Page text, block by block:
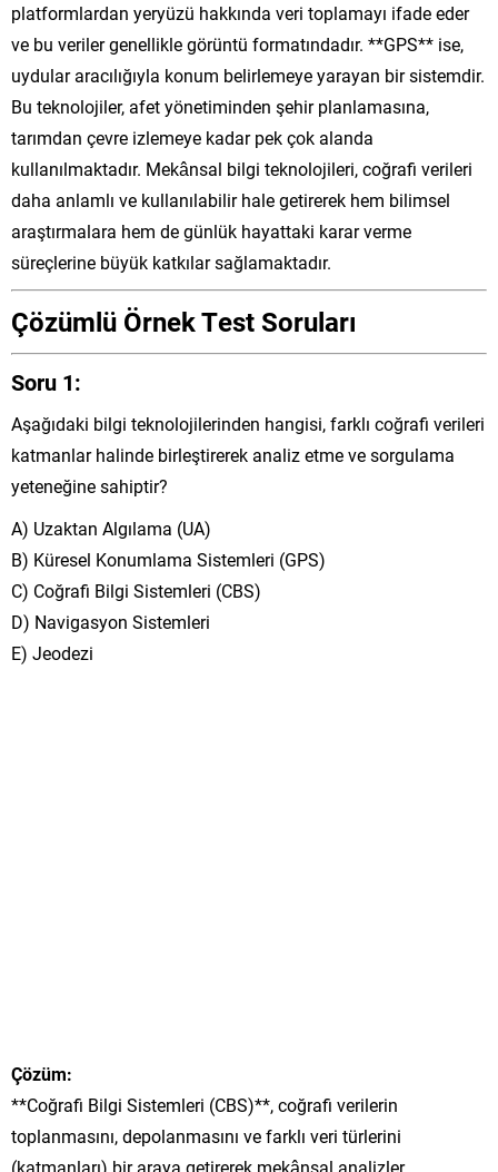
platformlardan yeryüzü hakkında veri toplamayı ifade eder
ve bu veriler genellikle görüntü formatındadır. **GPS** ise,
uydular aracılığıyla konum belirlemeye yarayan bir sistemdir.
Bu teknolojiler, afet yönetiminden şehir planlamasına,
tarımdan çevre izlemeye kadar pek çok alanda
kullanılmaktadır. Mekânsal bilgi teknolojileri, coğrafi verileri
daha anlamlı ve kullanılabilir hale getirerek hem bilimsel
araştırmalara hem de günlük hayattaki karar verme
süreçlerine büyük katkılar sağlamaktadır.
Çözümlü Örnek Test Soruları
Soru 1:
Aşağıdaki bilgi teknolojilerinden hangisi, farklı coğrafi verileri
katmanlar halinde birleştirerek analiz etme ve sorgulama
yeteneğine sahiptir?
A) Uzaktan Algılama (UA)
B) Küresel Konumlama Sistemleri (GPS)
C) Coğrafi Bilgi Sistemleri (CBS)
D) Navigasyon Sistemleri
E) Jeodezi
Çözüm:
**Coğrafi Bilgi Sistemleri (CBS)**, coğrafi verilerin
toplanmasını, depolanmasını ve farklı veri türlerini
(katmanları) bir araya getirerek mekânsal analizler